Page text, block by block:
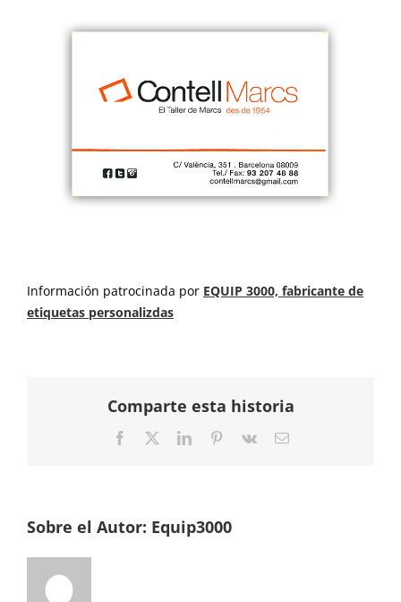
Información patrocinada por EQUIP 3000, fabricante de
etiquetas personalizdas
Comparte esta historia
Facebook
TwitterLinkedInPinterest
Vk
Correo
Sobre el Autor: Equip3000